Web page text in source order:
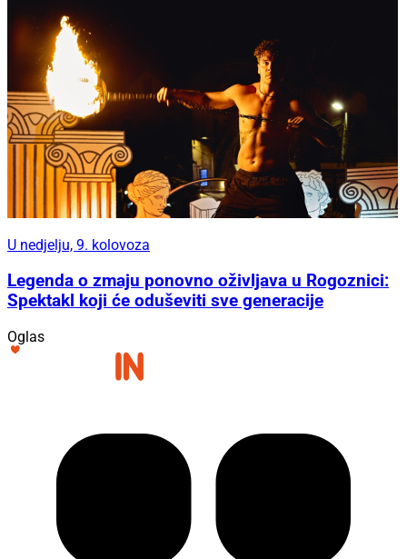
U nedjelju, 9. kolovoza
Legenda o zmaju ponovno oživljava u Rogoznici:
Spektakl koji će oduševiti sve generacije
Oglas